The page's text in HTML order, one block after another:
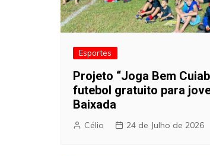
Esportes
Projeto “Joga Bem
futebol gratuito para
Baixada
Célio 24 de Julho de 2026